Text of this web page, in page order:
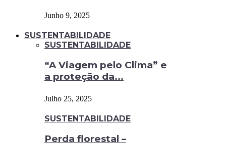
Junho 9, 2025
SUSTENTABILIDADE
SUSTENTABILIDADE
“A Viagem pelo Clima” e
a proteção da...
Julho 25, 2025
SUSTENTABILIDADE
Perda florestal –